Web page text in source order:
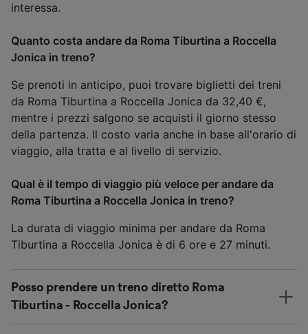
interessa.
Quanto costa andare da Roma Tiburtina a Roccella
Jonica in treno?
Se prenoti in anticipo, puoi trovare biglietti dei treni
da Roma Tiburtina a Roccella Jonica da 32,40 €,
mentre i prezzi salgono se acquisti il giorno stesso
della partenza. Il costo varia anche in base all'orario di
viaggio, alla tratta e al livello di servizio.
Qual è il tempo di viaggio più veloce per andare da
Roma Tiburtina a Roccella Jonica in treno?
La durata di viaggio minima per andare da Roma
Tiburtina a Roccella Jonica è di 6 ore e 27 minuti.
Posso prendere un treno diretto Roma
Tiburtina - Roccella Jonica?